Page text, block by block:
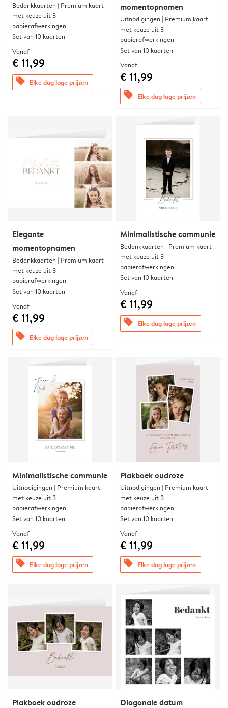
Bedankkaarten | Premium kaart
met keuze uit 3
papierafwerkingen
Set van 10 kaarten
Vanaf
€ 11,99
offers Elke dag lage prijzen
momentopnamen
Uitnodigingen | Premium kaart
met keuze uit 3
papierafwerkingen
Set van 10 kaarten
Vanaf
€ 11,99
offers Elke dag lage prijzen
Elegante
momentopnamen
Bedankkaarten | Premium kaart
met keuze uit 3
papierafwerkingen
Set van 10 kaarten
Vanaf
€ 11,99
offers Elke dag lage prijzen
Minimalistische communie
Bedankkaarten | Premium kaart
met keuze uit 3
papierafwerkingen
Set van 10 kaarten
Vanaf
€ 11,99
offers Elke dag lage prijzen
Minimalistische communie
Uitnodigingen | Premium kaart
met keuze uit 3
papierafwerkingen
Set van 10 kaarten
Vanaf
€ 11,99
offers Elke dag lage prijzen
Plakboek oudroze
Uitnodigingen | Premium kaart
met keuze uit 3
papierafwerkingen
Set van 10 kaarten
Vanaf
€ 11,99
offers Elke dag lage prijzen
Plakboek oudroze Diagonale datum